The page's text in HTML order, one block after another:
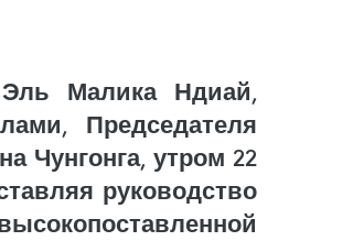
Эль Малика Ндиай,
Председателя
Чунгонга, утром 22
руководство